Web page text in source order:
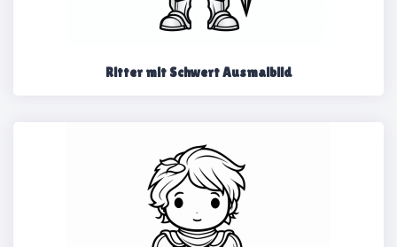
Ritter mit Schwert Ausmalbild